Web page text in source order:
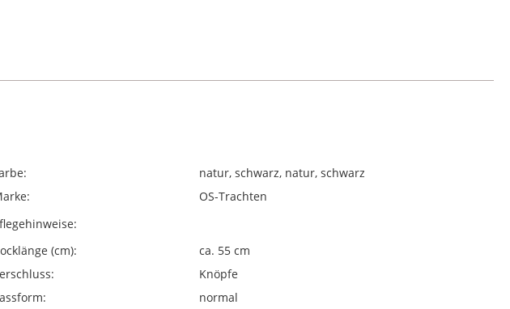
natur, schwarz, natur, schwarz
OS-Trachten
(cm):
ca. 55 cm
Knöpfe
normal